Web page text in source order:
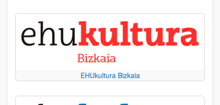
EHUkultura Bizkaia